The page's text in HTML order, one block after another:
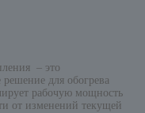
– это
решение для обогрева
рабочую мощность
от изменений текущей